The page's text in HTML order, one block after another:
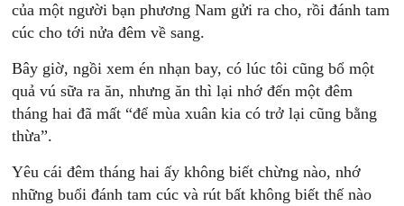
của một người bạn phương Nam gửi ra cho, rồi đánh tam
cúc cho tới nửa đêm về sang.
Bây giờ, ngồi xem én nhạn bay, có lúc tôi cũng bổ một
quả vú sữa ra ăn, nhưng ăn thì lại nhớ đến một đêm
tháng hai đã mất “để mùa xuân kia có trở lại cũng bằng
thừa”.
Yêu cái đêm tháng hai ấy không biết chừng nào, nhớ
những buổi đánh tam cúc và rút bất không biết thế nào